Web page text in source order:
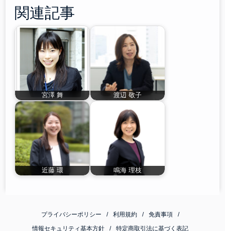
関連記事
宮澤 舞 渡辺 敬子
近藤 環 鳴海 理枝
プライバシーポリシー 利用規約
免責事項
情報セキュリティ基本方針
特定商取引法に基づく表記